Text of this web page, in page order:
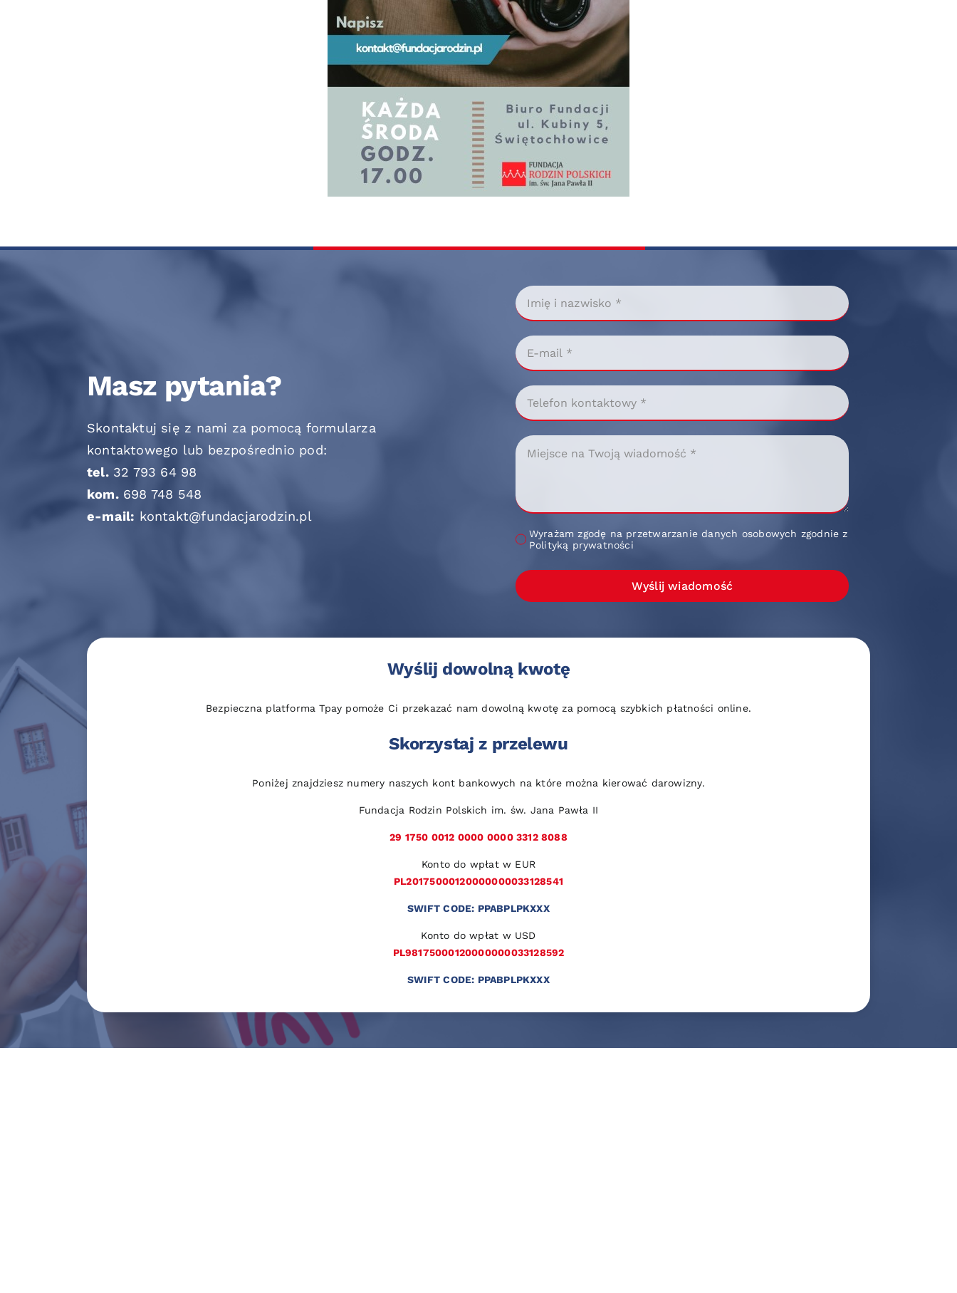
Masz pytania?
Skontaktuj się z nami za pomocą formularza
kontaktowego lub bezpośrednio pod:
tel. 32 793 64 98
kom. 698 748 548
e-mail: kontakt@fundacjarodzin.pl
Wyrażam zgodę na przetwarzanie danych osobowych zgodnie z
Polityką prywatności
Wyślij wiadomość
Wyślij dowolną kwotę
Bezpieczna platforma Tpay pomoże Ci przekazać nam dowolną kwotę za pomocą szybkich płatności online.
Skorzystaj z przelewu
Poniżej znajdziesz numery naszych kont bankowych na które można kierować darowizny.
Fundacja Rodzin Polskich im. św. Jana Pawła II
29 1750 0012 0000 0000 3312 8088
Konto do wpłat w EUR
PL20175000120000000033128541
SWIFT CODE: PPABPLPKXXX
Konto do wpłat w USD
PL98175000120000000033128592
SWIFT CODE: PPABPLPKXXX